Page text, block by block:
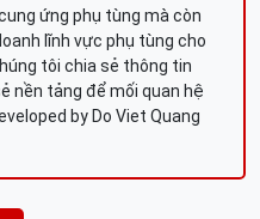
ứng phụ tùng mà còn
lĩnh vực phụ tùng cho
tôi chia sẻ thông tin
nền tảng để mối quan hệ
by Do Viet Quang